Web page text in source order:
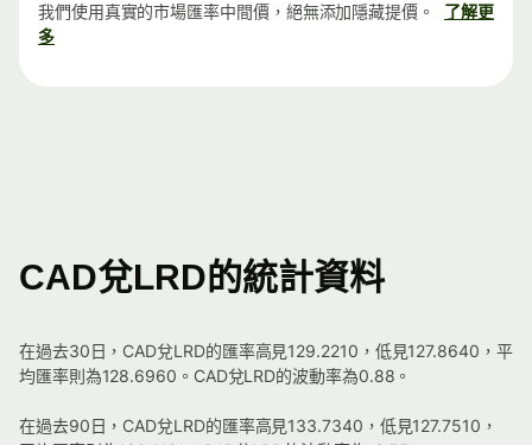
我們使用真實的市場匯率中間價，絕無添加隱藏提價。
了解更
多
CAD兌LRD的統計資料
在過去30日，CAD兌LRD的匯率高見129.2210，低見127.8640，平
均匯率則為128.6960。CAD兌LRD的波動率為0.88。
在過去90日，CAD兌LRD的匯率高見133.7340，低見127.7510，